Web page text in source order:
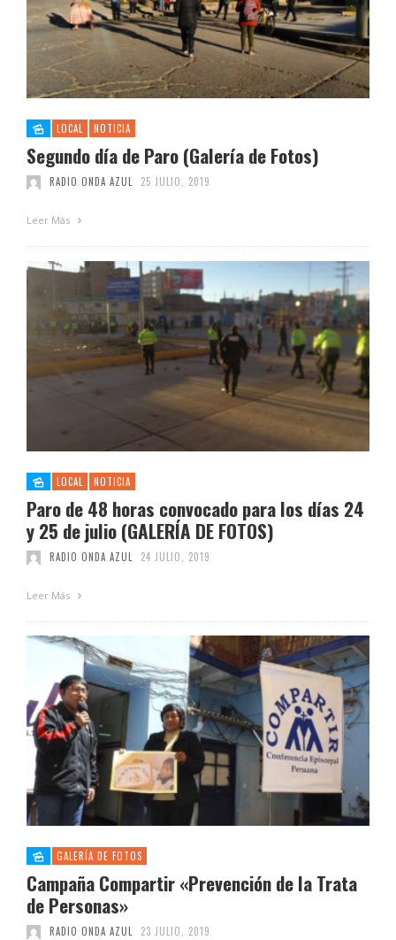
LOCAL NOTICIA
Segundo día de Paro (Galería de Fotos)
RADIO ONDA AZUL 25 JULIO, 2019
Leer Más
LOCAL NOTICIA
Paro de 48 horas convocado para los días 24
y 25 de julio (GALERÍA DE FOTOS)
RADIO ONDA AZUL 24 JULIO, 2019
Leer Más
GALERÍA DE FOTOS
Campaña Compartir «Prevención de la Trata
de Personas»
RADIO ONDA AZUL 23 JULIO, 2019